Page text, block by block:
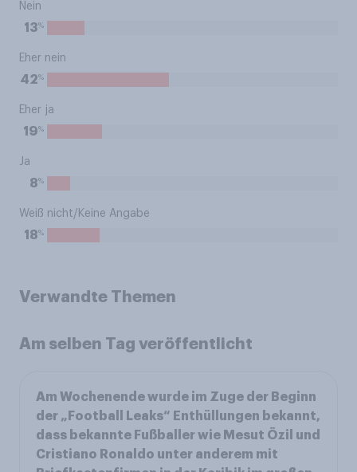
Nein
13%
Eher nein
42%
Eher ja
19%
Ja
8%
Weiß nicht/Keine Angabe
18%
Verwandte Themen
Am selben Tag veröffentlicht
Am Wochenende wurde im Zuge der Beginn
der „Football Leaks“ Enthüllungen bekannt,
dass bekannte Fußballer wie Mesut Özil und
Cristiano Ronaldo unter anderem mit